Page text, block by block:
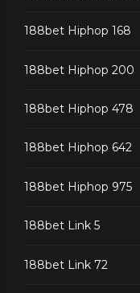
188bet Hiphop 168
188bet Hiphop 200
188bet Hiphop 478
188bet Hiphop 642
188bet Hiphop 975
188bet Link 5
188bet Link 72